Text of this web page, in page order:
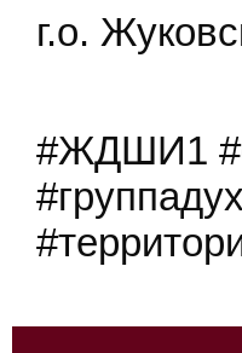
г.о.
#ЖДШИ1